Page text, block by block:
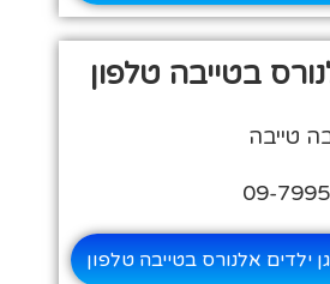
בטייבה טלפון
טייבה
אלנורס בטייבה טלפון